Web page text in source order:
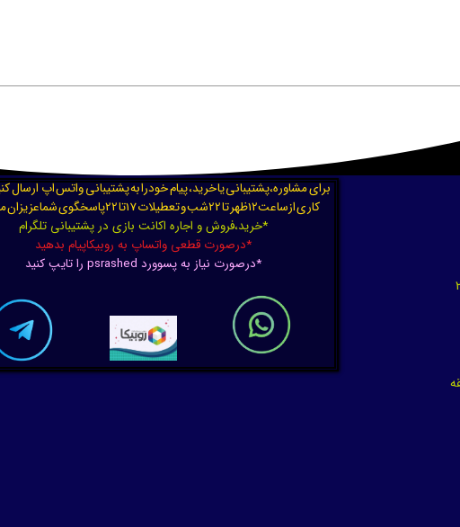
برای مشاوره،پشتیبانی یا خرید، پیام خودرا به پشتیبانی واتس اپ ارسال
کاری ازساعت12ظهر تا 22شب و تعطیلات 17تا 22پاسخگوی شماعزیزان میباشیم.
*خرید،فروش و اجاره اکانت بازی در پشتیبانی تلگرام
*درصورت قطعی واتساپ به روبیکاپیام بدهید
*درصورت نیاز به پسوورد psrashed را تایپ کنید